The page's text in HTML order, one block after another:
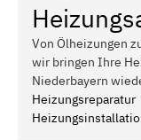
Von Ölheizungen
wir bringen Ihre
Niederbayern
Heizungsreparatur